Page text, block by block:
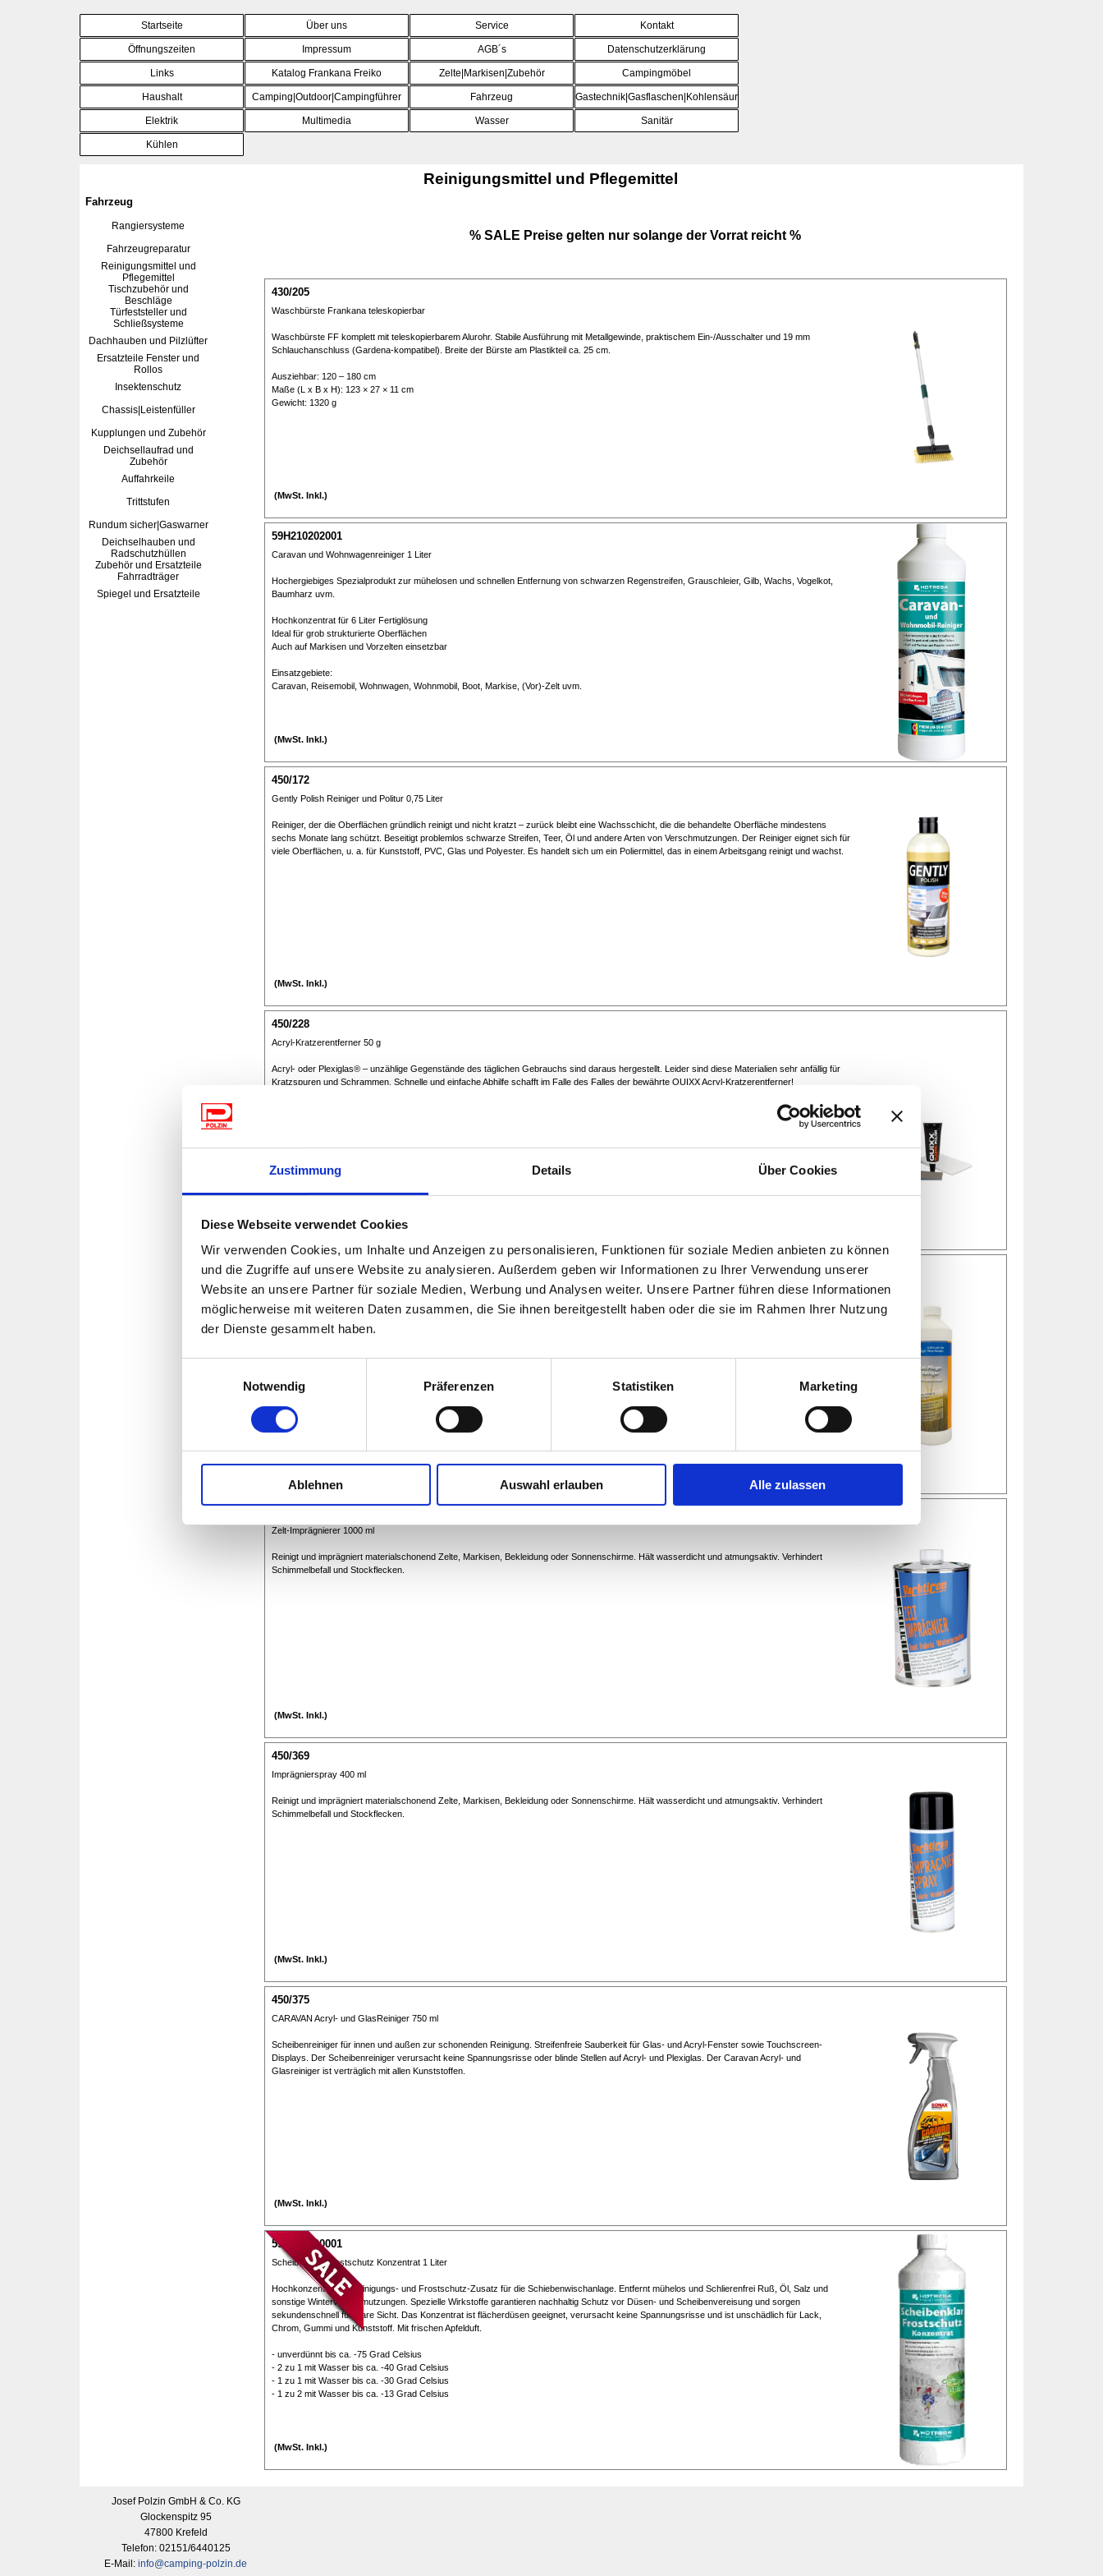
Zustimmung Details Über Cookies
Diese Webseite verwendet Cookies
Wir verwenden Cookies, um Inhalte und Anzeigen zu personalisieren, Funktionen für soziale Medien anbieten zu können
und die Zugriffe auf unsere Website zu analysieren. Außerdem geben wir Informationen zu Ihrer Verwendung unserer
Website an unsere Partner für soziale Medien, Werbung und Analysen weiter. Unsere Partner führen diese Informationen
möglicherweise mit weiteren Daten zusammen, die Sie ihnen bereitgestellt haben oder die sie im Rahmen Ihrer Nutzung
der Dienste gesammelt haben.
Notwendig
Präferenzen Statistiken Marketing
Ablehnen Auswahl erlauben Alle zulassen
Menü überspringen
Startseite Über uns Service Kontakt
Öffnungszeiten Impressum AGB´s Datenschutzerklärung
Links Katalog Frankana Freiko Zelte|Markisen|Zubehör ▼
Campingmöbel
Haushalt ▼
Camping|Outdoor|Campingführer ▼
Fahrzeug ▼
Gastechnik|Gasflaschen|Kohlensäure
Elektrik ▼
Multimedia ▼
Wasser ▼
Sanitär
Kühlen
Reinigungsmittel und Pflegemittel
Fahrzeug
% SALE Preise gelten nur solange der Vorrat reicht %
430/205
Waschbürste Frankana teleskopierbar
Waschbürste FF komplett mit teleskopierbarem Alurohr. Stabile Ausführung mit Metallgewinde, praktischem Ein-/Ausschalter und 19 mm
Schlauchanschluss (Gardena-kompatibel). Breite der Bürste am Plastikteil ca. 25 cm.
Ausziehbar: 120 – 180 cm
Maße (L x B x H): 123 × 27 × 11 cm
Gewicht: 1320 g
(MwSt. Inkl.)
59H210202001
Caravan und Wohnwagenreiniger 1 Liter
Hochergiebiges Spezialprodukt zur mühelosen und schnellen Entfernung von schwarzen Regenstreifen, Grauschleier, Gilb, Wachs, Vogelkot,
Baumharz uvm.
Hochkonzentrat für 6 Liter Fertiglösung
Ideal für grob strukturierte Oberflächen
Auch auf Markisen und Vorzelten einsetzbar
Einsatzgebiete:
Caravan, Reisemobil, Wohnwagen, Wohnmobil, Boot, Markise, (Vor)-Zelt uvm.
(MwSt. Inkl.)
450/172
Gently Polish Reiniger und Politur 0,75 Liter
Reiniger, der die Oberflächen gründlich reinigt und nicht kratzt – zurück bleibt eine Wachsschicht, die die behandelte Oberfläche mindestens
sechs Monate lang schützt. Beseitigt problemlos schwarze Streifen, Teer, Öl und andere Arten von Verschmutzungen. Der Reiniger eignet sich für
viele Oberflächen, u. a. für Kunststoff, PVC, Glas und Polyester. Es handelt sich um ein Poliermittel, das in einem Arbeitsgang reinigt und wachst.
(MwSt. Inkl.)
450/228
Acryl-Kratzerentferner 50 g
Acryl- oder Plexiglas® – unzählige Gegenstände des täglichen Gebrauchs sind daraus hergestellt. Leider sind diese Materialien sehr anfällig für
Kratzspuren und Schrammen. Schnelle und einfache Abhilfe schafft im Falle des Falles der bewährte QUIXX Acryl-Kratzerentferner!
(MwSt. Inkl.)
450/332
Zelt-Pflegereiniger 1 Liter
Milde Reinigungs-/Pflege-Kombination mit hoher Materialverträglichkeit. Greift Gummi, Plexiglas und Lacke nicht an. Geeignet für Zelte, Markisen
usw. PE-Flasche.
Zelt-Imprägnierer 1000 ml
Reinigt und imprägniert materialschonend Zelte, Markisen, Bekleidung oder Sonnenschirme. Hält wasserdicht und atmungsaktiv. Verhindert
Schimmelbefall und Stockflecken.
(MwSt. Inkl.)
450/369
Imprägnierspray 400 ml
Reinigt und imprägniert materialschonend Zelte, Markisen, Bekleidung oder Sonnenschirme. Hält wasserdicht und atmungsaktiv. Verhindert
Schimmelbefall und Stockflecken.
(MwSt. Inkl.)
450/375
CARAVAN Acryl- und GlasReiniger 750 ml
Scheibenreiniger für innen und außen zur schonenden Reinigung. Streifenfreie Sauberkeit für Glas- und Acryl-Fenster sowie Touchscreen-
Displays. Der Scheibenreiniger verursacht keine Spannungsrisse oder blinde Stellen auf Acryl- und Plexiglas. Der Caravan Acryl- und
Glasreiniger ist verträglich mit allen Kunststoffen.
(MwSt. Inkl.)
59H210600001
Scheibenklar Frostschutz Konzentrat 1 Liter
Hochkonzentrierter Reinigungs- und Frostschutz-Zusatz für die Schiebenwischanlage. Entfernt mühelos und Schlierenfrei Ruß, Öl, Salz und
sonstige Winterverschmutzungen. Spezielle Wirkstoffe garantieren nachhaltig Schutz vor Düsen- und Scheibenvereisung und sorgen
sekundenschnell für klare Sicht. Das Konzentrat ist flächerdüsen geeignet, verursacht keine Spannungsrisse und ist unschädlich für Lack,
Chrom, Gummi und Kunststoff. Mit frischen Apfelduft.
- unverdünnt bis ca. -75 Grad Celsius
- 2 zu 1 mit Wasser bis ca. -40 Grad Celsius
- 1 zu 1 mit Wasser bis ca. -30 Grad Celsius
- 1 zu 2 mit Wasser bis ca. -13 Grad Celsius
(MwSt. Inkl.)
Rangiersysteme
Fahrzeugreparatur
Reinigungsmittel und
Pflegemittel
Tischzubehör und
Beschläge
Türfeststeller und
Schließsysteme
Dachhauben und Pilzlüfter
Ersatzteile Fenster und
Rollos
Insektenschutz
Chassis|Leistenfüller
Kupplungen und Zubehör
Deichsellaufrad und
Zubehör
Auffahrkeile
Trittstufen
Rundum sicher|Gaswarner
Deichselhauben und
Radschutzhüllen
Zubehör und Ersatzteile
Fahrradträger
Spiegel und Ersatzteile
Josef Polzin GmbH & Co. KG
Glockenspitz 95
47800 Krefeld
Telefon: 02151/6440125
E-Mail: info@camping-polzin.de